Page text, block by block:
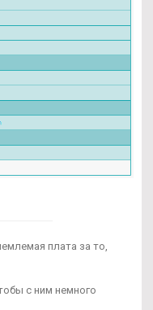
плата за то,
с ним немного